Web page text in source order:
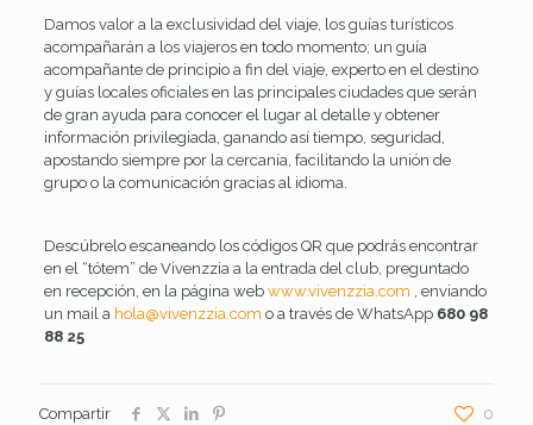
Damos valor a la exclusividad del viaje, los guías turísticos
acompañarán a los viajeros en todo momento; un guía
acompañante de principio a fin del viaje, experto en el destino
y guías locales oficiales en las principales ciudades que serán
de gran ayuda para conocer el lugar al detalle y obtener
información privilegiada, ganando así tiempo, seguridad,
apostando siempre por la cercanía, facilitando la unión de
grupo o la comunicación gracias al idioma.
Descúbrelo escaneando los códigos QR que podrás encontrar
en el “tótem” de Vivenzzia a la entrada del club, preguntado
en recepción, en la página web www.vivenzzia.com , enviando
un mail ahola@vivenzzia.com o a través de WhatsApp 680 98
88 25
Compartir 0